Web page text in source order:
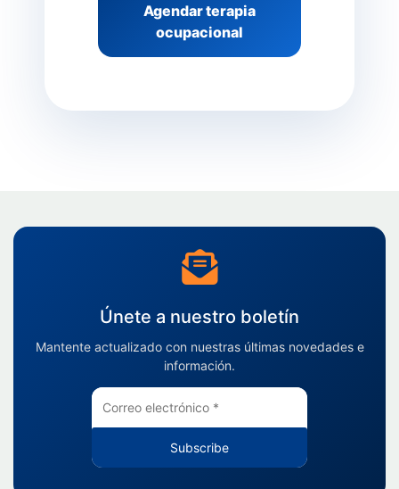
Agendar terapia
ocupacional
Únete a nuestro boletín
Mantente actualizado con nuestras últimas novedades e
información.
Subscribe